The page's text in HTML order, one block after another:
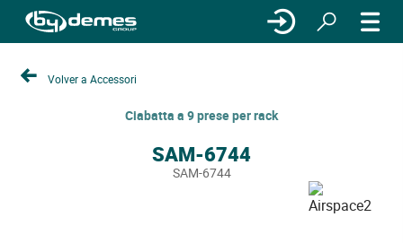
Volver a Accessori
Ciabatta a 9 prese per rack
SAM-6744
SAM-6744